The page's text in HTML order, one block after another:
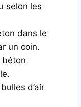
selon les
dans le
un coin.
d’air